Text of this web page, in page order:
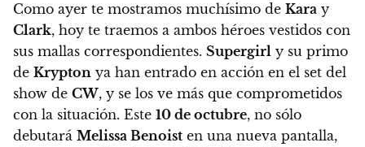
Como ayer te mostramos muchísimo de Kara y
Clark, hoy te traemos a ambos héroes vestidos con
sus mallas correspondientes. Supergirl y su primo
de Krypton ya han entrado en acción en el set del
show de CW, y se los ve más que comprometidos
con la situación. Este 10 de octubre, no sólo
debutará Melissa Benoist en una nueva pantalla,